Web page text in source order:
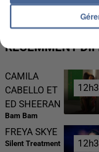
RÉCEMMENT
CAMILA
CABELLO ET
ED SHEERAN
Bam Bam
FREYA SKYE
Silent Treatment